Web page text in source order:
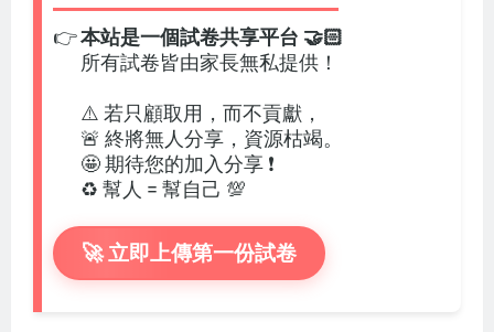
本站是一個試卷共享平台 🤝🏻
👉
所有試卷皆由家長無私提供！
⚠️ 若只顧取用，而不貢獻，
🚨 終將無人分享，資源枯竭。
🤩 期待您的加入分享 ❗
♻️ 幫人 = 幫自己 💯
🚀 立即上傳第一份試卷